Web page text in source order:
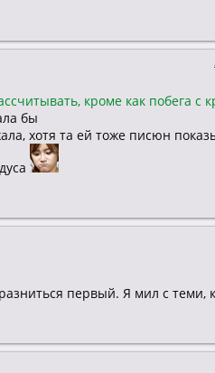
кроме как побега с
бы
хотя та ей тоже писюн
первый. Я мил с теми,